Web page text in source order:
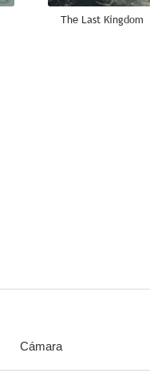
The Last Kingdom
Cámara